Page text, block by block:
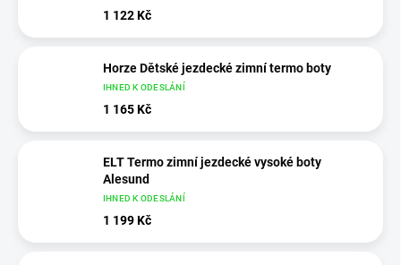
1 122 Kč
Horze Dětské jezdecké zimní termo boty
IHNED K ODESLÁNÍ
1 165 Kč
ELT Termo zimní jezdecké vysoké boty
Alesund
IHNED K ODESLÁNÍ
1 199 Kč